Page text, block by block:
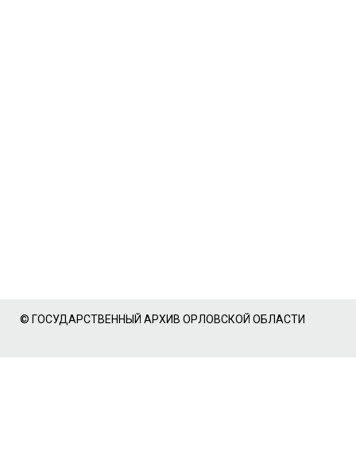
© ГОСУДАРСТВЕННЫЙ АРХИВ ОРЛОВСКОЙ ОБЛАСТИ